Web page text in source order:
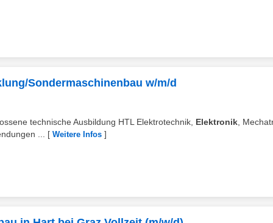
Sondermaschinenbau w/m/d
technische Ausbildung HTL Elektrotechnik, Elektronik ,
...
[ Weitere Infos ]